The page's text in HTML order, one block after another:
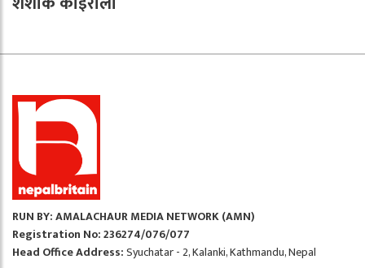
RUN BY: AMALACHAUR MEDIA NETWORK (AMN)
Registration No: 236274/076/077
Head Office Address:Syuchatar - 2, Kalanki, Kathmandu, Nepal